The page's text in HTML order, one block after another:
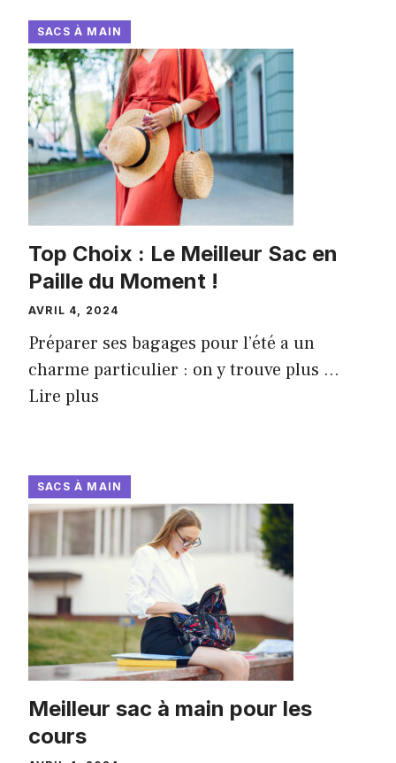
SACS À MAIN
Top Choix : Le Meilleur Sac en
Paille du Moment !
AVRIL 4, 2024
Préparer ses bagages pour l’été a un
charme particulier : on y trouve plus ...
Lire plus
SACS À MAIN
Meilleur sac à main pour les
cours